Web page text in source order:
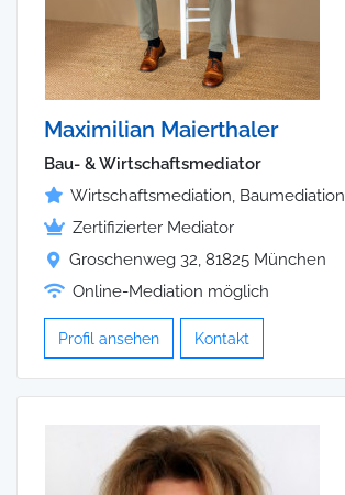
Maximilian Maierthaler
Bau- & Wirtschaftsmediator
Wirtschaftsmediation, Baumediation
Zertifizierter Mediator
Groschenweg 32, 81825 München
Online-Mediation möglich
Profil ansehen Kontakt